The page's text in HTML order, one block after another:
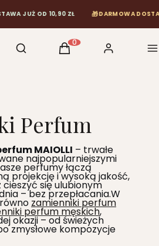
ZŁ 🎁DARMOWA DOSTAWA OD 120 ZŁ
Otwórz wyszukiwarkę
Szukaj Produkty w koszyku:
Koszyk Zaloguj się
Perfum
MAIOLLI – trwałe
najpopularniejszymi
perfumy łączą
projekcję i wysoką jakość,
się ulubionym
– bez przepłacania.W
zamienniki perfum
perfum męskich,
okazji – od świeżych
zmysłowe kompozycje